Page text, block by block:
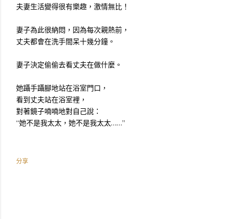
夫妻生活變得很有樂趣，激情無比！
妻子為此很納悶，因為每次親熱前，
丈夫都會在洗手間呆十幾分鐘。
妻子決定偷偷去看丈夫在做什麼。
她躡手躡腳地站在浴室門口，
看到丈夫站在浴室裡，
對著鏡子喃喃地對自己說：
“她不是我太太，她不是我太太……”
分享